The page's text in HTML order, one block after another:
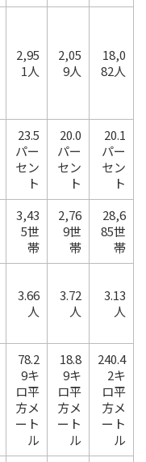
2,95
1人
2,05
9人
18,0
82人
23.5
パー
セン
ト
20.0
パー
セン
ト
20.1
パー
セン
ト
3,43
5世
帯
2,76
9世
帯
28,6
85世
帯
3.66
人
3.72
人
3.13
人
78.2
9キ
ロ平
方メ
ート
ル
18.8
9キ
ロ平
方メ
ート
ル
240.4
2キ
ロ平
方メ
ート
ル